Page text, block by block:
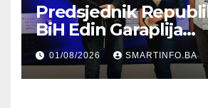
Predsjednik
BiH Edin Garaplija
prisustvovao
Federalnog sajma
zapošljavanja
01/08/2026 SMARTINFO.BA